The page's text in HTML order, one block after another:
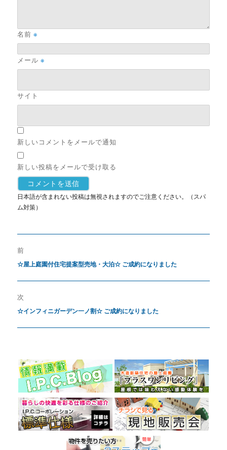
名前※
メール※
サイト
新しいコメントをメールで通知
新しい投稿をメールで受け取る
日本語が含まれない投稿は無視されますのでご注意ください。（スパ
ム対策）
前
☆屋上庭園付住宅提案型売地・大泊☆ ご成約になりました
次
☆インフィニガーデン一ノ割☆ ご成約になりました